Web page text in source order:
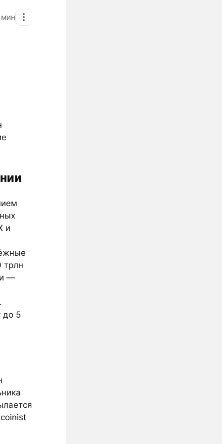
мин
и
трлн
—
до 5